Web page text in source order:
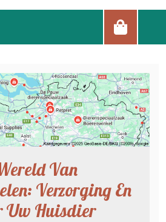
Van
Verzorging En
Uw Huisdier